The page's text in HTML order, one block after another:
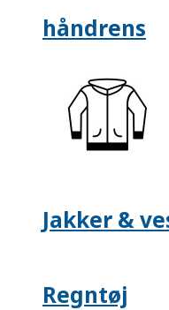
håndrens
Jakker &
Regntøj